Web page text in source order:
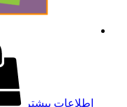
اطلاعات بیشتر